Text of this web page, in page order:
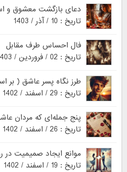
دعای بازگشت معشوق و
تاریخ : 10 / آذر / 1403
فال احساس طرف مقابل
تاریخ : 02 / فروردین / 1403
طرز نگاه پسر عاشق ( بر
تاریخ : 29 / اسفند / 1402
پنج جمله‌ای که مردان
تاریخ : 26 / اسفند / 1402
موانع ایجاد صمیمیت در
تاریخ : 19 / اسفند / 1402